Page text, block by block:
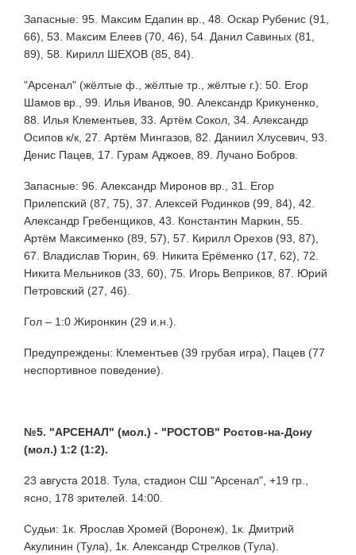
Запасные: 95. Максим Едапин вр., 48. Оскар Рубенис (91,
66), 53. Максим Елеев (70, 46), 54. Данил Савиных (81,
89), 58. Кирилл ШЕХОВ (85, 84).
"Арсенал" (жёлтые ф., жёлтые тр., жёлтые г.): 50. Егор
Шамов вр., 99. Илья Иванов, 90. Александр Крикуненко,
88. Илья Клементьев, 33. Артём Сокол, 34. Александр
Осипов к/к, 27. Артём Мингазов, 82. Даниил Хлусевич, 93.
Денис Пацев, 17. Гурам Аджоев, 89. Лучано Бобров.
Запасные: 96. Александр Миронов вр., 31. Егор
Прилепский (87, 75), 37. Алексей Родинков (99, 84), 42.
Александр Гребенщиков, 43. Константин Маркин, 55.
Артём Максименко (89, 57), 57. Кирилл Орехов (93, 87),
67. Владислав Тюрин, 69. Никита Ерёменко (17, 62), 72.
Никита Мельников (33, 60), 75. Игорь Веприков, 87. Юрий
Петровский (27, 46).
Гол – 1:0 Жиронкин (29 и.н.).
Предупреждены: Клементьев (39 грубая игра), Пацев (77
неспортивное поведение).
№5. "АРСЕНАЛ" (мол.) - "РОСТОВ" Ростов-на-Дону
(мол.) 1:2 (1:2).
23 августа 2018. Тула, стадион СШ "Арсенал", +19 гр.,
ясно, 178 зрителей. 14:00.
Судьи: 1к. Ярослав Хромей (Воронеж), 1к. Дмитрий
Акулинин (Тула), 1к. Александр Стрелков (Тула).